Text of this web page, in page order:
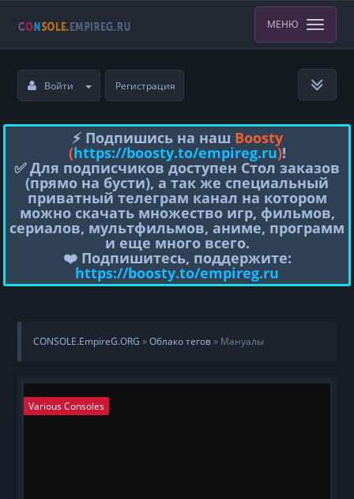
МЕНЮ
Войти Регистрация
⚡️ Подпишись на наш Boosty
(https://boosty.to/empireg.ru)!
✅ Для подписчиков доступен Стол заказов
(прямо на бусти), а так же специальный
приватный телеграм канал на котором
можно скачать множество игр, фильмов,
сериалов, мультфильмов, аниме, программ
и еще много всего.
❤️ Подпишитесь, поддержите:
https://boosty.to/empireg.ru
CONSOLE.EmpireG.ORG »Облако тегов» Мануалы
Various Consoles